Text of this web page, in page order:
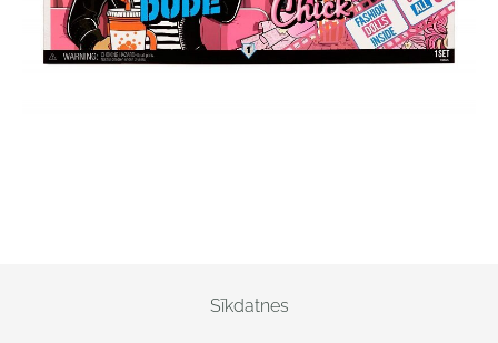
Sīkdatnes